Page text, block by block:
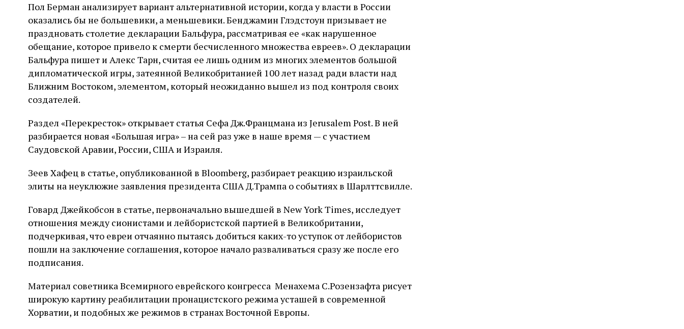
Пол Берман анализирует вариант альтернативной истории, когда у власти в России
оказались бы не большевики, а меньшевики. Бенджамин Глэдстоун призывает не
праздновать столетие декларации Бальфура, рассматривая ее «как нарушенное
обещание, которое привело к смерти бесчисленного множества евреев». О декларации
Бальфура пишет и Алекс Тарн, считая ее лишь одним из многих элементов большой
дипломатической игры, затеянной Великобританией 100 лет назад ради власти над
Ближним Востоком, элементом, который неожиданно вышел из под контроля своих
создателей.
Раздел «Перекресток» открывает статья Сефа Дж.Францмана из Jerusalem Post. В ней
разбирается новая «Большая игра» – на сей раз уже в наше время — с участием
Саудовской Аравии, России, США и Израиля.
Зеев Хафец в статье, опубликованной в Bloomberg, разбирает реакцию израильской
элиты на неуклюжие заявления президента США Д.Трампа о событиях в Шарлттсвилле.
Говард Джейкобсон в статье, первоначально вышедшей в New York Times, исследует
отношения между сионистами и лейбористской партией в Великобритании,
подчеркивая, что евреи отчаянно пытаясь добиться каких-то уступок от лейбористов
пошли на заключение соглашения, которое начало разваливаться сразу же после его
подписания.
Материал советника Всемирного еврейского конгресса Менахема С.Розензафта рисует
широкую картину реабилитации пронацистского режима усташей в современной
Хорватии, и подобных же режимов в странах Восточной Европы.